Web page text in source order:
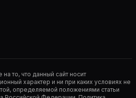
то, что данный сайт носит
характер и ни при каких условиях не
определяемой положениями статьи